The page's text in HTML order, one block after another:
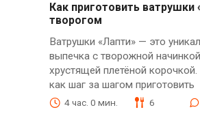
Как приготовить ватрушки
творогом
Ватрушки «Лапти» — это
выпечка с творожной
хрустящей плетёной корочкой.
как шаг за шагом приготовить
4 час. 0 мин. 6